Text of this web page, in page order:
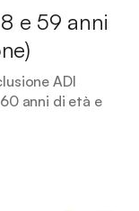
e 59 anni
ADI
anni di età e